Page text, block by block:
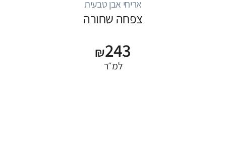
אריחי אבן טבעית
צפחה שחורה
₪243
למ״ר